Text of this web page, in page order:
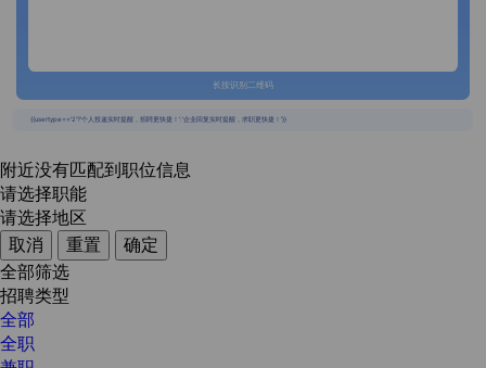
长按识别二维码
{{usertype=='2'?'个人投递实时提醒，招聘更快捷！':'企业回复实时提醒，求职更快捷！'}}
附近没有匹配到职位信息
请选择职能
请选择地区
取消
重置
确定
全部筛选
招聘类型
全部
全职